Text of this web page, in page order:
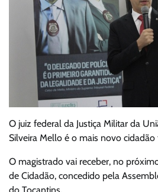
O juiz federal da Justiça Militar da
Silveira Mello é o mais novo cidadão
O magistrado vai receber, no
de Cidadão, concedido pela